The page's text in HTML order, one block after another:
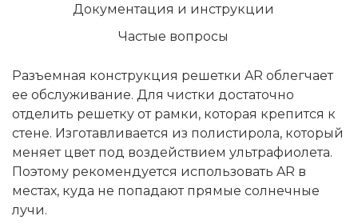
Документация и инструкции
Частые вопросы
Разъемная конструкция решетки AR облегчает
ее обслуживание. Для чистки достаточно
отделить решетку от рамки, которая крепится к
стене. Изготавливается из полистирола, который
меняет цвет под воздействием ультрафиолета.
Поэтому рекомендуется использовать AR в
местах, куда не попадают прямые солнечные
лучи.